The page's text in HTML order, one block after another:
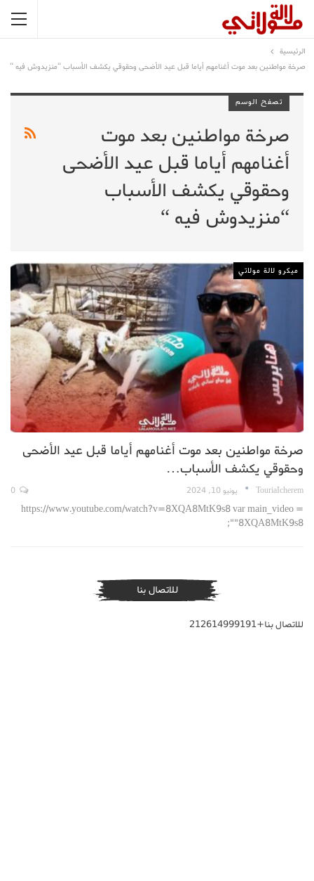
الرئيسية
صرخة مواطنين بعد موت أغنامهم أياما قبل عيد الأضحى وحقوقي يكشف الأسباب “منزيدوش فيه “
تصفح الوسم
صرخة مواطنين بعد موت
أغنامهم أياما قبل عيد الأضحى
وحقوقي يكشف الأسباب
“منزيدوش فيه “
ميكرو لالة مولاتي
صرخة مواطنين بعد موت أغنامهم أياما قبل عيد الأضحى
وحقوقي يكشف الأسباب…
TouriaIcherem يونيو 10, 2024
https://www.youtube.com/watch?v=8XQA8MtK9s8 var main_video =
"8XQA8MtK9s8";
للاتصال بنا
للاتصال بنا+212614999191